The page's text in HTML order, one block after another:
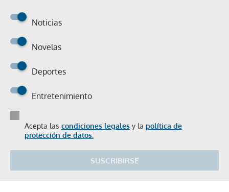
Noticias
Novelas
Deportes
Entretenimiento
Acepta las condiciones legales y la política de
protección de datos.
SUSCRIBIRSE